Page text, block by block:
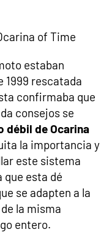
of Time
estaban
1999 rescatada
confirmaba que
consejos se
débil de Ocarina
la importancia y
este sistema
que esta dé
se adapten a la
la misma
entero.